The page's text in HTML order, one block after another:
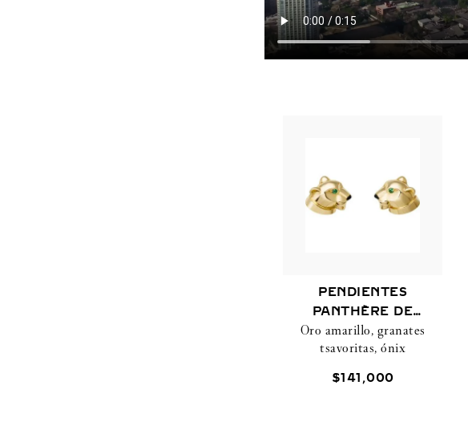
PENDIENTES
PANTHÈRE DE
CARTIER
Oro amarillo, granates
tsavoritas, ónix
$141 ,000